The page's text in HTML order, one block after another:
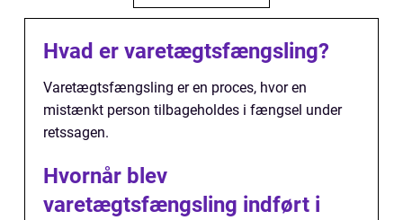
Hvad er varetægtsfængsling?
Varetægtsfængsling er en proces, hvor en
mistænkt person tilbageholdes i fængsel under
retssagen.
Hvornår blev
varetægtsfængsling indført i